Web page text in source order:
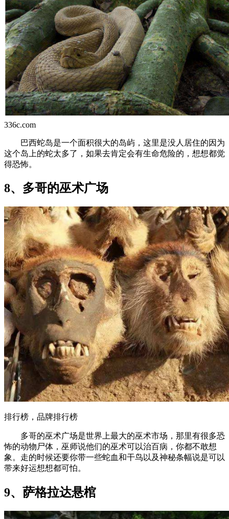
336c.com
巴西蛇岛是一个面积很大的岛屿，这里是没人居住的因为
这个岛上的蛇太多了，如果去肯定会有生命危险的，想想都觉
得恐怖。
8、多哥的巫术广场
排行榜，品牌排行榜
多哥的巫术广场是世界上最大的巫术市场，那里有很多恐
怖的动物尸体，巫师说他们的巫术可以治百病，你都不敢想
象。走的时候还要你带一些蛇血和干鸟以及神秘条幅说是可以
带来好运想想都可怕。
9、萨格拉达悬棺